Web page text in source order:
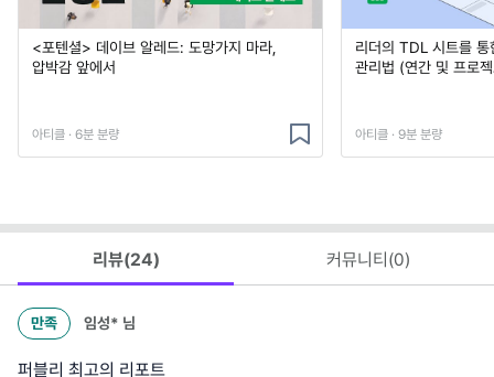
<포텐셜> 데이브 알레드: 도망가지 마라,
압박감 앞에서
아티클 · 6분 분량
리더의 TDL 시트를
관리법 (연간 및 프로
아티클 · 9분 분량
리뷰(24) 커뮤니티(0)
만족 임성* 님
퍼블리 최고의 리포트